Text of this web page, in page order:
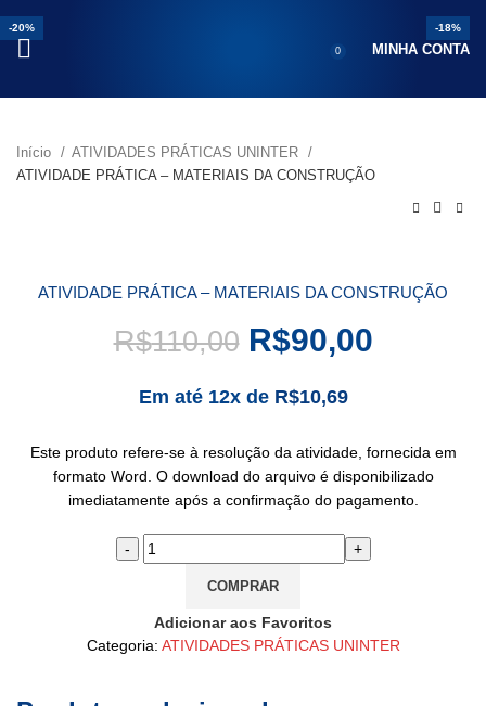
0 MINHA CONTA
Início
ATIVIDADES PRÁTICAS UNINTER
ATIVIDADE PRÁTICA – MATERIAIS DA CONSTRUÇÃO
-18%
ATIVIDADE PRÁTICA – MATERIAIS DA CONSTRUÇÃO
R$110,00 R$90,00
Em até 12x de R$10,69
Este produto refere-se à resolução da atividade, fornecida em
formato Word. O download do arquivo é disponibilizado
imediatamente após a confirmação do pagamento.
COMPRAR
Adicionar aos Favoritos
Categoria: ATIVIDADES PRÁTICAS UNINTER
-23%
-30%
-25%
-25%
-25%
-25%
-25%
-20%